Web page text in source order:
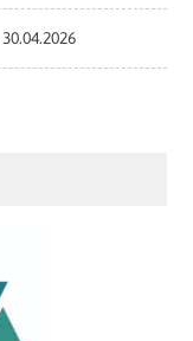
30.04.2026